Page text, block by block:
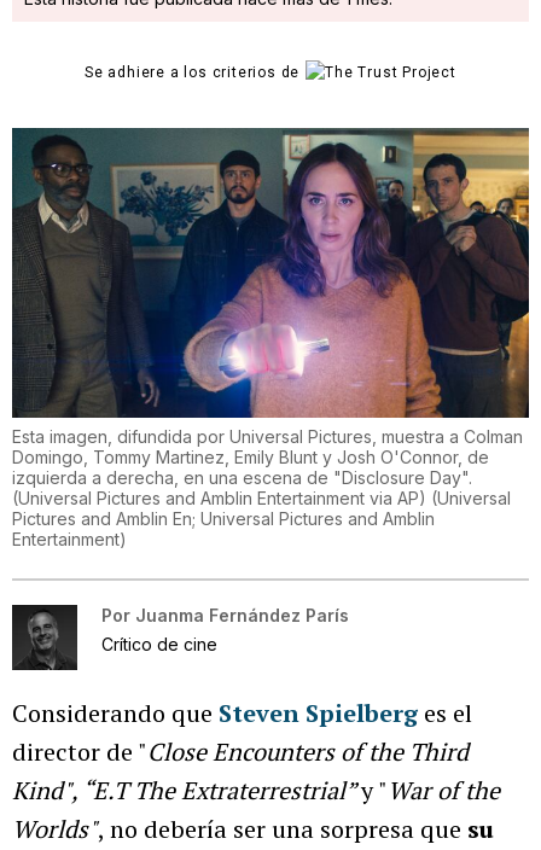
Se adhiere a los criterios de
Esta imagen, difundida por Universal Pictures, muestra a Colman
Domingo, Tommy Martinez, Emily Blunt y Josh O'Connor, de
izquierda a derecha, en una escena de "Disclosure Day".
(Universal Pictures and Amblin Entertainment via AP) (Universal
Pictures and Amblin En; Universal Pictures and Amblin
Entertainment)
Por Juanma Fernández París
Crítico de cine
Considerando que Steven Spielberg es el
director de "Close Encounters of the Third
Kind", “E.T The Extraterrestrial”y "War of the
Worlds", no debería ser una sorpresa que su